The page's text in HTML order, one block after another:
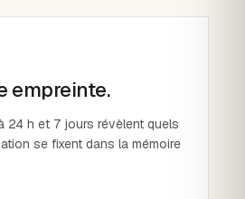
empreinte.
24 h et 7 jours révèlent quels
se fixent dans la mémoire